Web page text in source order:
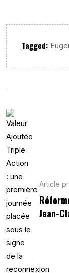
Tagged:
Article
Jean-